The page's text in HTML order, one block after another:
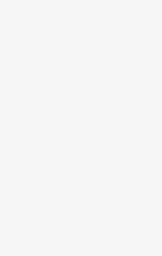
不断委